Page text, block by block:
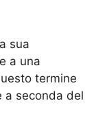
sua
a una
termine
a seconda del